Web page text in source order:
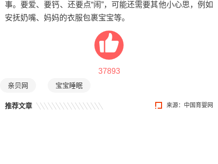
事。要爱、要钙、还要点“闹”，可能还需要其他小心思，例如
安抚奶嘴、妈妈的衣服包裹宝宝等。
37893
亲贝网 宝宝睡眠
来源：中国育婴网
推荐文章